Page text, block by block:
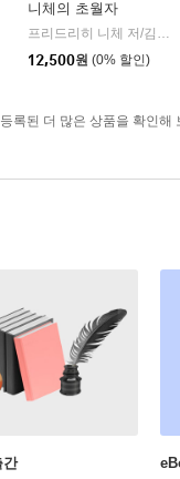
| 현대지성
니체의 초월자
12,500원 (0% 할인)
록된 더 많은 상품을 확인해
간